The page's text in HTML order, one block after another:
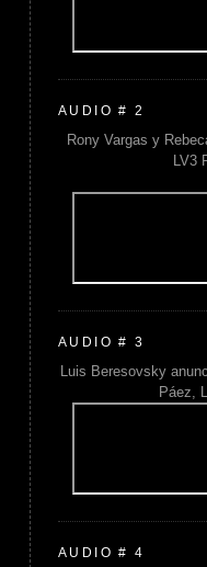
AUDIO # 2
Rony Vargas y
LV3
AUDIO # 3
Luis Beresovsky
Páez,
AUDIO # 4